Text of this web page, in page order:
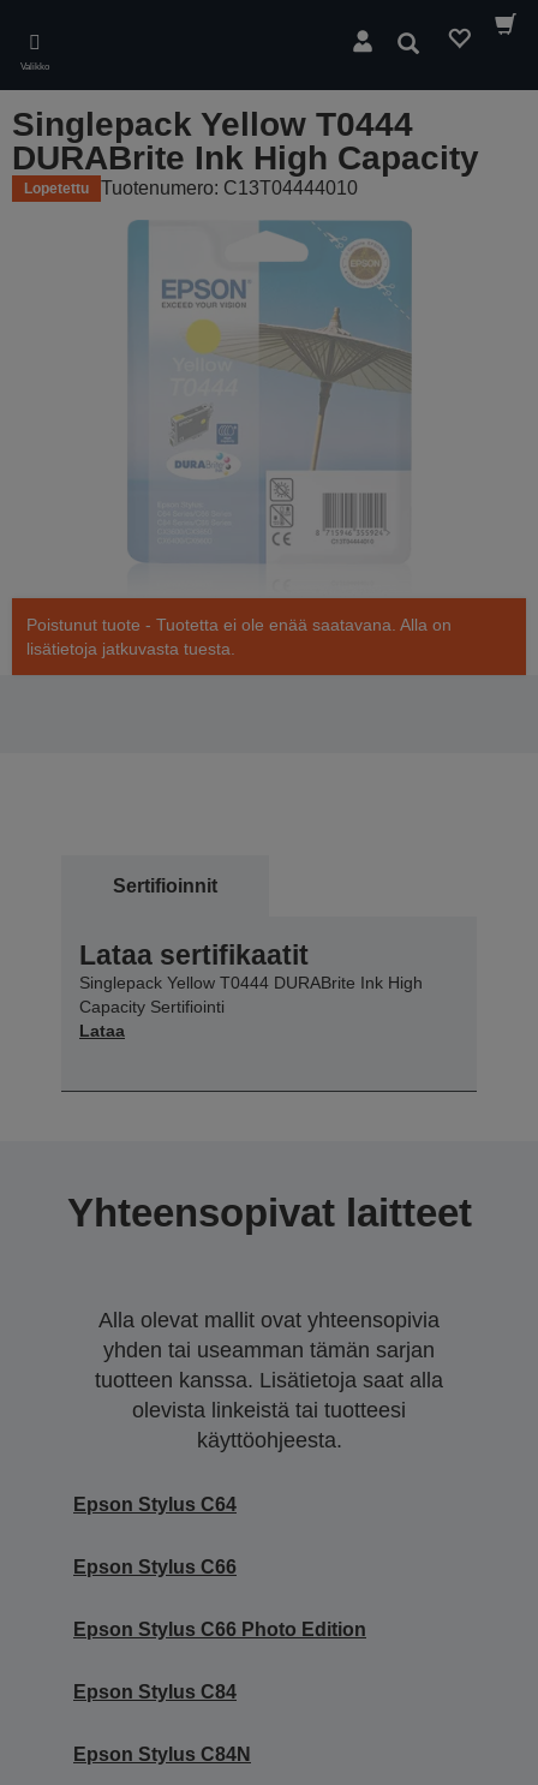
main
content
Valikko
Hae
Singlepack Yellow T0444
DURABrite Ink High Capacity
Lopetettu Tuotenumero: C13T04444010
Poistunut tuote - Tuotetta ei ole enää saatavana. Alla on
lisätietoja jatkuvasta tuesta.
Sertifioinnit
Lataa sertifikaatit
Singlepack Yellow T0444 DURABrite Ink High
Capacity Sertifiointi
Lataa
Yhteensopivat laitteet
Alla olevat mallit ovat yhteensopivia
yhden tai useamman tämän sarjan
tuotteen kanssa. Lisätietoja saat alla
olevista linkeistä tai tuotteesi
käyttöohjeesta.
Epson Stylus C64
Epson Stylus C66
Epson Stylus C66 Photo Edition
Epson Stylus C84
Epson Stylus C84N